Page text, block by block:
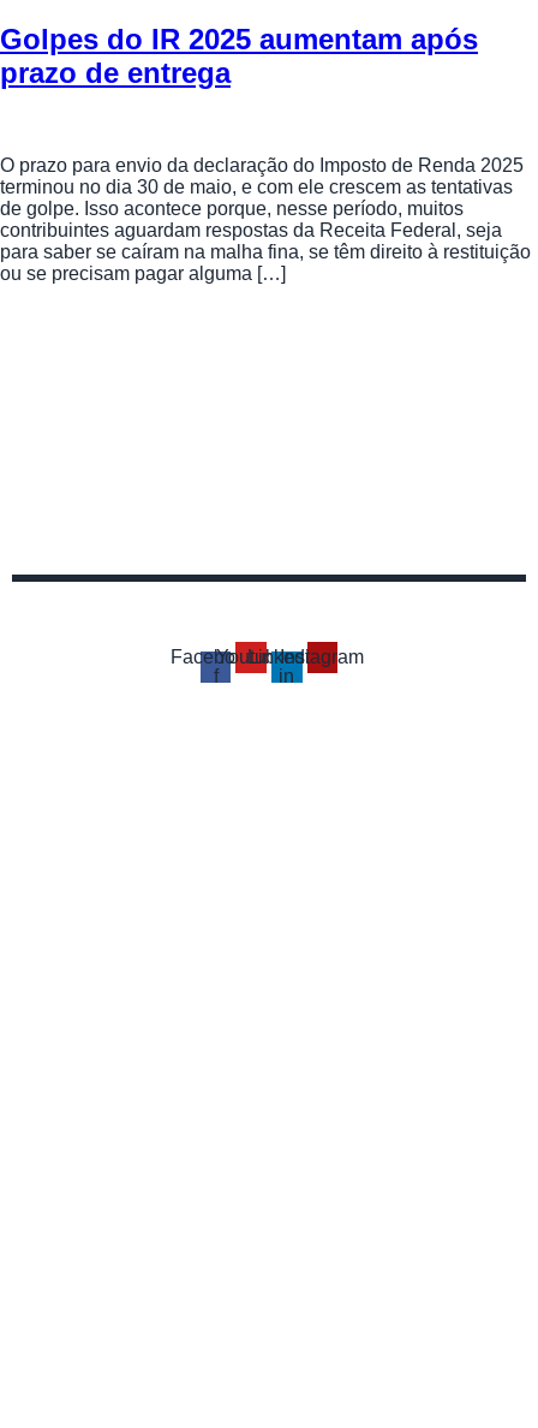
Golpes do IR 2025 aumentam após
prazo de entrega
O prazo para envio da declaração do Imposto de Renda 2025
terminou no dia 30 de maio, e com ele crescem as tentativas
de golpe. Isso acontece porque, nesse período, muitos
contribuintes aguardam respostas da Receita Federal, seja
para saber se caíram na malha fina, se têm direito à restituição
ou se precisam pagar alguma […]
Facebook-
f
Youtube
Linkedin-
in
Instagram